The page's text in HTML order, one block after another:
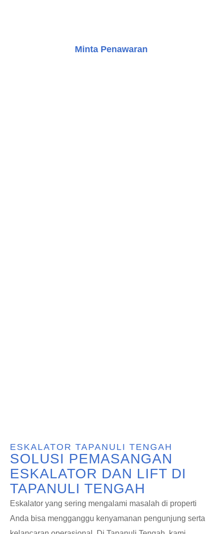
Minta Penawaran
ESKALATOR TAPANULI TENGAH
SOLUSI PEMASANGAN
ESKALATOR DAN LIFT DI
TAPANULI TENGAH
Eskalator yang sering mengalami masalah di properti
Anda bisa mengganggu kenyamanan pengunjung serta